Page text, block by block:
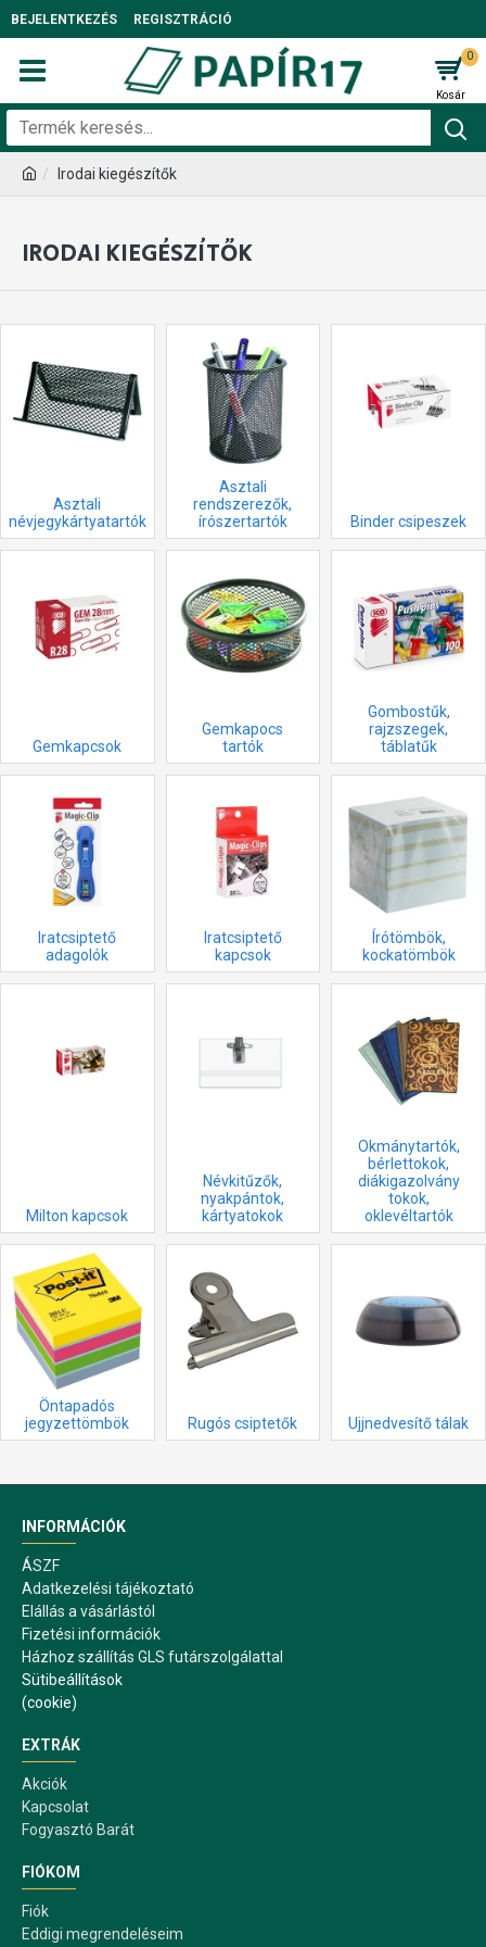
BEJELENTKEZÉS REGISZTRÁCIÓ
0
Irodai kiegészítők
IRODAI KIEGÉSZÍTŐK
Asztali
névjegykártyatartók
Asztali
rendszerezők,
írószertartók
Binder csipeszek
Gemkapcsok
Gemkapocs
tartók
Gombostűk,
rajzszegek,
táblatűk
Iratcsiptető
adagolók
Iratcsiptető
kapcsok
Írótömbök,
kockatömbök
Milton kapcsok
Névkitűzők,
nyakpántok,
kártyatokok
Okmánytartók,
bérlettokok,
diákigazolvány
tokok,
oklevéltartók
Öntapadós
jegyzettömbök
Rugós csiptetők Ujjnedvesítő tálak
INFORMÁCIÓK
ÁSZF
Adatkezelési tájékoztató
Elállás a vásárlástól
Fizetési információk
Házhoz szállítás GLS futárszolgálattal
Sütibeállítások
(cookie)
EXTRÁK
Akciók
Kapcsolat
Fogyasztó Barát
FIÓKOM
Fiók
Eddigi megrendeléseim